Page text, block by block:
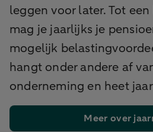
leggen voor later. Tot
mag je jaarlijks je
mogelijk
hangt onder andere af
onderneming en heet
Meer over